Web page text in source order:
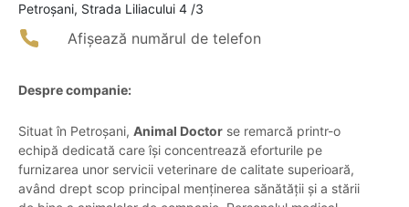
Petroşani, Strada Liliacului 4 /3
Afișează numărul de telefon
Despre companie:
Situat în Petroșani, Animal Doctor se remarcă printr-o
echipă dedicată care își concentrează eforturile pe
furnizarea unor servicii veterinare de calitate superioară,
având drept scop principal menținerea sănătății și a stării